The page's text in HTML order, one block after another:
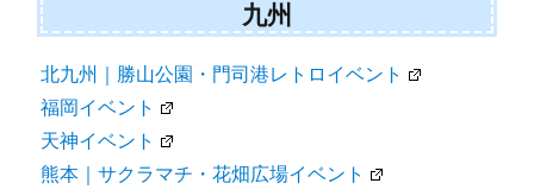
九州
北九州｜勝山公園・門司港レトロイベント
福岡イベント
天神イベント
熊本｜サクラマチ・花畑広場イベント